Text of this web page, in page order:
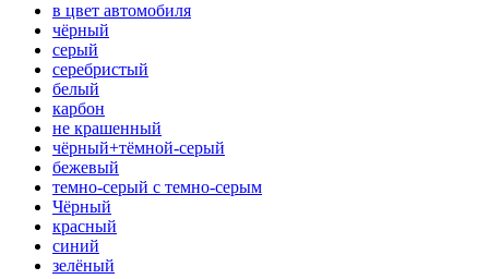
в цвет автомобиля
чёрный
серый
серебристый
белый
карбон
нe кpaшeнный
чёрный+тёмной-серый
бежевый
темно-серый с темно-серым
Чёрный
красный
синий
зелёный